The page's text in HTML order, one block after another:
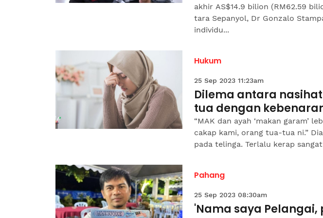
akhir AS$14.9 bilion (RM62.59
tara Sepanyol, Dr Gonzalo
individu...
Hukum
25 Sep 2023 11:23am
Dilema antara
tua dengan
“MAK dan ayah ‘makan garam’
cakap kami, orang tua-tua ni.”
pada telinga. Terlalu kerap
Pahang
25 Sep 2023 08:30am
'Nama saya Pelangai,